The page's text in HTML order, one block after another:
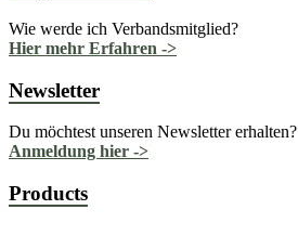
Wie werde ich Verbandsmitglied?
Hier mehr Erfahren ->
Newsletter
Du möchtest unseren Newsletter erhalten?
Anmeldung hier ->
Products